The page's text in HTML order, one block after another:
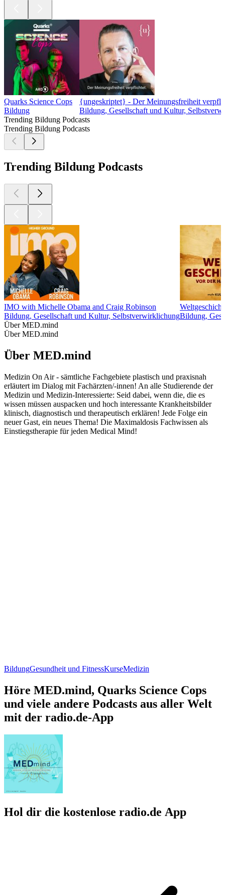
Quarks Science Cops
Bildung
{ungeskriptet} - Der Meinungsfreiheit
Bildung, Gesellschaft und Kultur,
Trending Bildung Podcasts
Trending Bildung Podcasts
Trending Bildung Podcasts
IMO with Michelle Obama and Craig Robinson
Bildung, Gesellschaft und Kultur, SelbstverwirklichungBildung,
Über MED.mind
Über MED.mind
Über MED.mind
Medizin On Air - sämtliche Fachgebiete plastisch und praxisnah
erläutert im Dialog mit Fachärzten/-innen! An alle Studierende der
Medizin und Medizin-Interessierte: Seid dabei, wenn die, die es
wissen müssen auspacken und hoch interessante Krankheitsbilder
klinisch, diagnostisch und therapeutisch erklären! Jede Folge ein
neuer Gast, ein neues Thema! Die Maximaldosis Fachwissen als
Einstiegstherapie für jeden Medical Mind!
BildungGesundheit und FitnessKurseMedizin
Höre MED.mind, Quarks Science Cops
und viele andere Podcasts aus aller Welt
mit der radio.de-App
Hol dir die kostenlose radio.de App